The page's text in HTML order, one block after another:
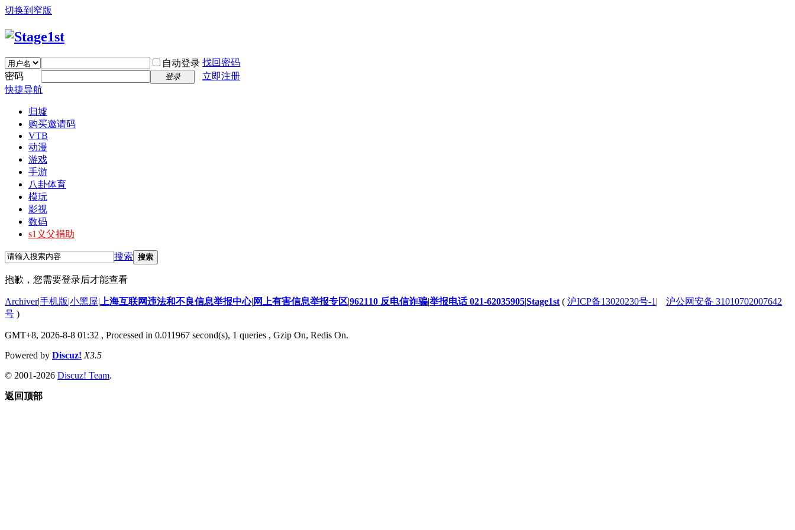
切换到窄版
自动登录 找回密码
密码
登录
立即注册
快捷导航
归墟
购买邀请码
VTB
动漫
游戏
手游
八卦体育
模玩
影视
数码
s1义父捐助
搜索 搜索
抱歉，您需要登录后才能查看
Archiver|手机版|小黑屋| 上海互联网违法和不良信息举报中心| 网上有害信息举报专区|962110 反电信诈骗|举报电话 021-62035905|Stage1st ( 沪ICP备13020230号-1 |
沪公网安备 31010702007642
号 )
GMT+8, 2026-8-8 01:32 , Processed in 0.011967 second(s), 1 queries , Gzip On, Redis On.
Powered by Discuz! X3.5
© 2001-2026 Discuz! Team.
返回顶部